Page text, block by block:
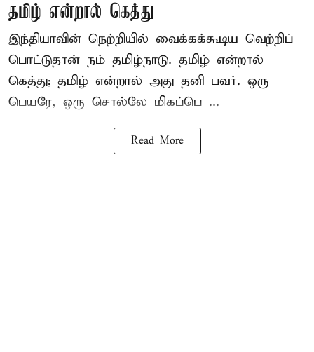
தமிழ் என்றால் கெத்து
இந்தியாவின் நெற்றியில் வைக்கக்கூடிய வெற்றிப்
பொட்டுதான் நம் தமிழ்நாடு. தமிழ் என்றால்
கெத்து; தமிழ் என்றால் அது தனி பவர். ஒரு
பெயரே, ஒரு சொல்லே மிகப்பெ ...
Read More